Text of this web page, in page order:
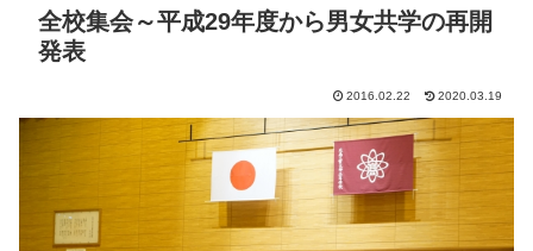
全校集会～平成29年度から男女共学の再開
発表
2016.02.22 2020.03.19